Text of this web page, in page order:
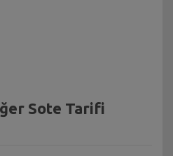
Sote Tarifi